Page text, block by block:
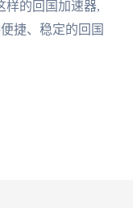
样的回国加速器,
捷、稳定的回国